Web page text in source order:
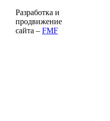
Разработка и
продвижение
сайта – FMF